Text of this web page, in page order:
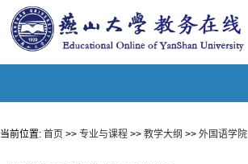
当前位置: 首页 >> 专业与课程 >> 教学大纲 >> 外国语学院